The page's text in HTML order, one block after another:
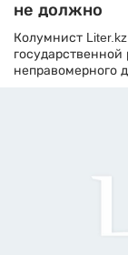
не должно
Колумнист
неправомерного